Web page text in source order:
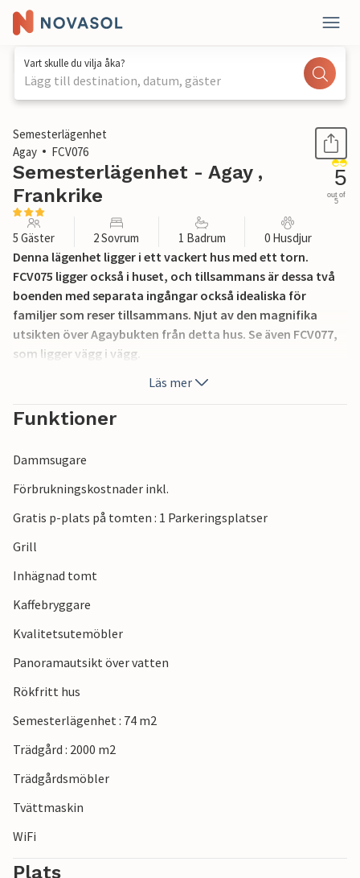
Vart skulle du vilja åka?
Lägg till destination, datum, gäster
1 / 28
Semesterlägenhet
Agay
FCV076
Semesterlägenhet - Agay ,
Frankrike
5
out of
5
5 Gäster 2 Sovrum 1 Badrum 0 Husdjur
Denna lägenhet ligger i ett vackert hus med ett torn.
FCV075 ligger också i huset, och tillsammans är dessa två
boenden med separata ingångar också idealiska för
familjer som reser tillsammans. Njut av den magnifika
utsikten över Agaybukten från detta hus. Se även FCV077,
som ligger vägg i vägg.
Läs mer
Funktioner
Dammsugare
Förbrukningskostnader inkl.
Gratis p-plats på tomten : 1 Parkeringsplatser
Grill
Inhägnad tomt
Kaffebryggare
Kvalitetsutemöbler
Panoramautsikt över vatten
Rökfritt hus
Semesterlägenhet : 74 m2
Trädgård : 2000 m2
Trädgårdsmöbler
Tvättmaskin
WiFi
Plats